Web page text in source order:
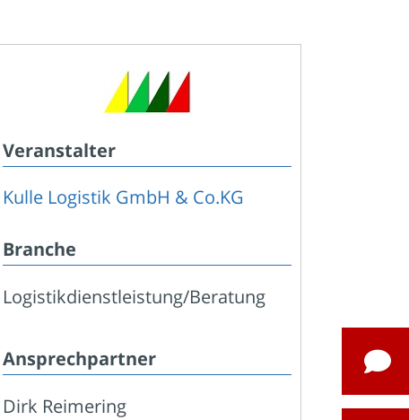
Veranstalter
Kulle Logistik GmbH & Co.KG
Branche
Logistikdienstleistung/Beratung
Ansprechpartner
Dirk Reimering